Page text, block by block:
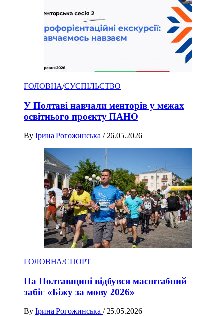
ГОЛОВНА/СУСПІЛЬСТВО
У Полтаві навчали менторів у межах
освітнього проєкту ПАНО
By Ірина Рогожинська / 26.05.2026
ГОЛОВНА/СПОРТ
На Полтавщині відбувся масштабний
забіг «Біжу за мову 2026»
By Ірина Рогожинська / 25.05.2026